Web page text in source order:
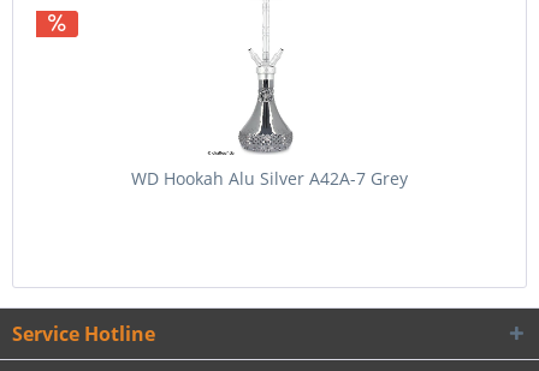
WD Hookah Alu Silver A42A-7 Grey
Service Hotline